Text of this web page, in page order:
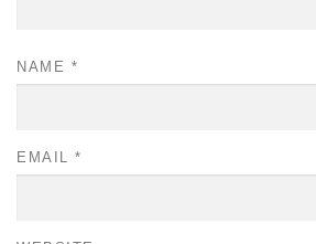
NAME *
EMAIL *